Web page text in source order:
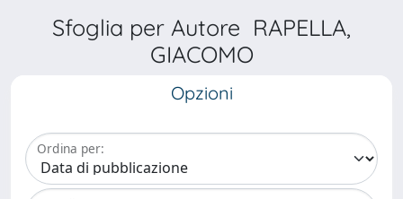
Sfoglia per Autore RAPELLA,
GIACOMO
Opzioni
Ordina per: